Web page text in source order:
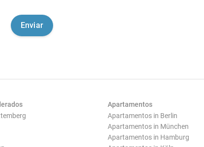
Apartamentos
Apartamentos in Berlin
Apartamentos in München
Apartamentos in Hamburg